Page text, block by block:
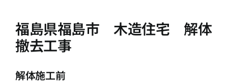
福島県福島市 木造住宅 解体
撤去工事
解体施工前